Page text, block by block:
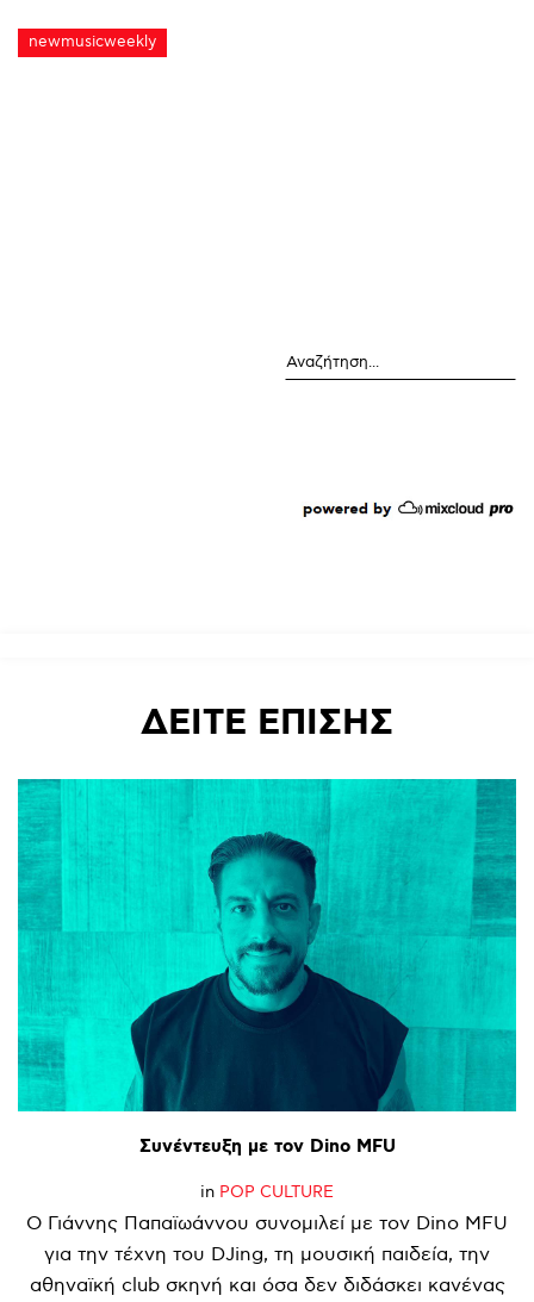
newmusicweekly
ΔΕΙΤΕ ΕΠΙΣΗΣ
Συνέντευξη με τον Dino MFU
in POP CULTURE
Ο Γιάννης Παπαϊωάννου συνομιλεί με τον Dino MFU
για την τέχνη του DJing, τη μουσική παιδεία, την
αθηναϊκή club σκηνή και όσα δεν διδάσκει κανένας